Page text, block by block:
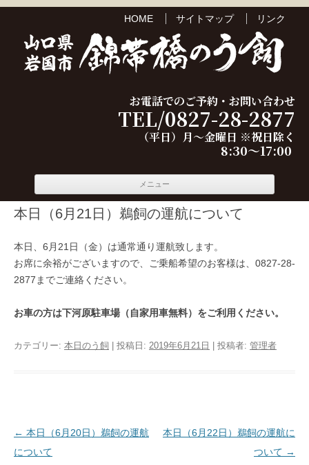
HOME サイトマップ リンク
お電話でのご予約・お問い合わせ
TEL/0827-28-2877
（平日）月～金曜日 ※祝日除く
8:30～17:00
メニュー
本日（6月21日）鵜飼の運航について
本日、6月21日（金）は通常通り運航致します。
お席に余裕がございますので、ご乗船希望のお客様は、0827-28-
2877までご連絡ください。
お車の方は下河原駐車場（自家用車無料）をご利用ください。
カテゴリー: 本日のう飼 | 投稿日: 2019年6月21日 投稿者: 管理者
投稿ナビゲーション
← 本日（6月20日）鵜飼の運航
について
本日（6月22日）鵜飼の運航に
ついて →